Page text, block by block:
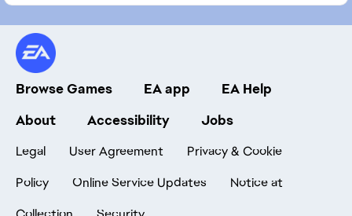
Browse Games EA app
EA Help
About
Accessibility Jobs
Legal User Agreement
Privacy & Cookie
Policy
Online Service Updates
Notice at